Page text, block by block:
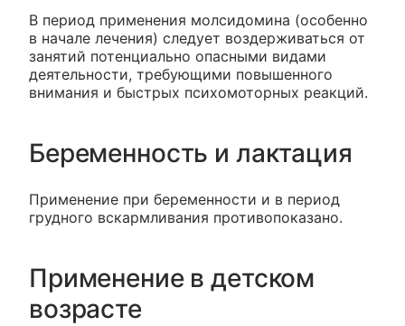
В период применения молсидомина (особенно
в начале лечения) следует воздерживаться от
занятий потенциально опасными видами
деятельности, требующими повышенного
внимания и быстрых психомоторных реакций.
Беременность и лактация
Применение при беременности и в период
грудного вскармливания противопоказано.
Применение в детском
возрасте